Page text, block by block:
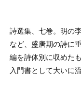
詩選集、七巻。明の
など、盛唐期の詩に
編を詩体別に収めた
入門書として大いに